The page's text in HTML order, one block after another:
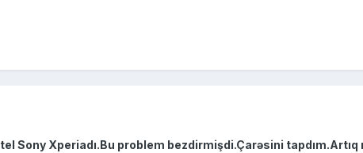
Sony Xperiadı.Bu problem bezdirmişdi.Çarəsini